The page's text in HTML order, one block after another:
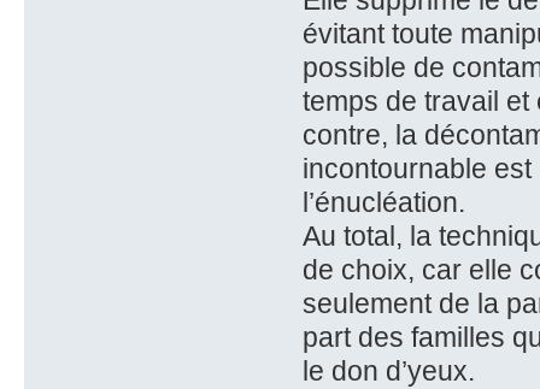
évitant toute
possible de
temps de travail et
contre, la
incontournable
l’énucléation.
Au total, la
de choix, car elle
seulement de la
part des familles
le don d’yeux.